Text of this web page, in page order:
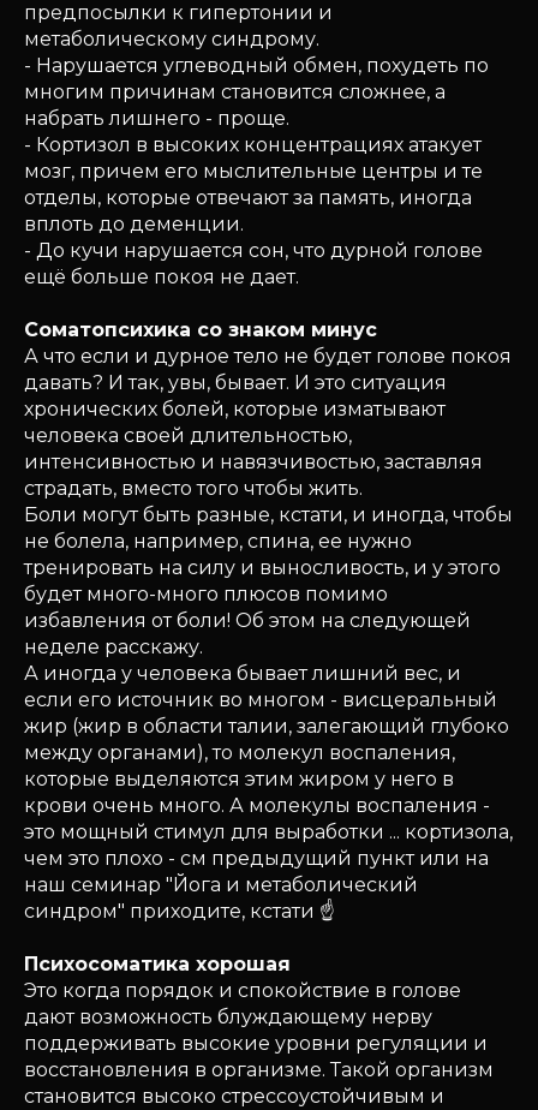
предпосылки к гипертонии и
метаболическому синдрому.
- Нарушается углеводный обмен, похудеть по
многим причинам становится сложнее, а
набрать лишнего - проще.
- Кортизол в высоких концентрациях атакует
мозг, причем его мыслительные центры и те
отделы, которые отвечают за память, иногда
вплоть до деменции.
- До кучи нарушается сон, что дурной голове
ещё больше покоя не дает.
Соматопсихика со знаком минус
А что если и дурное тело не будет голове покоя
давать? И так, увы, бывает. И это ситуация
хронических болей, которые изматывают
человека своей длительностью,
интенсивностью и навязчивостью, заставляя
страдать, вместо того чтобы жить.
Боли могут быть разные, кстати, и иногда, чтобы
не болела, например, спина, ее нужно
тренировать на силу и выносливость, и у этого
будет много-много плюсов помимо
избавления от боли! Об этом на следующей
неделе расскажу.
А иногда у человека бывает лишний вес, и
если его источник во многом - висцеральный
жир (жир в области талии, залегающий глубоко
между органами), то молекул воспаления,
которые выделяются этим жиром у него в
крови очень много. А молекулы воспаления -
это мощный стимул для выработки ... кортизола,
чем это плохо - см предыдущий пункт или на
наш семинар "Йога и метаболический
синдром" приходите, кстати ☝️
Психосоматика хорошая
Это когда порядок и спокойствие в голове
дают возможность блуждающему нерву
поддерживать высокие уровни регуляции и
восстановления в организме. Такой организм
становится высоко стрессоустойчивым и